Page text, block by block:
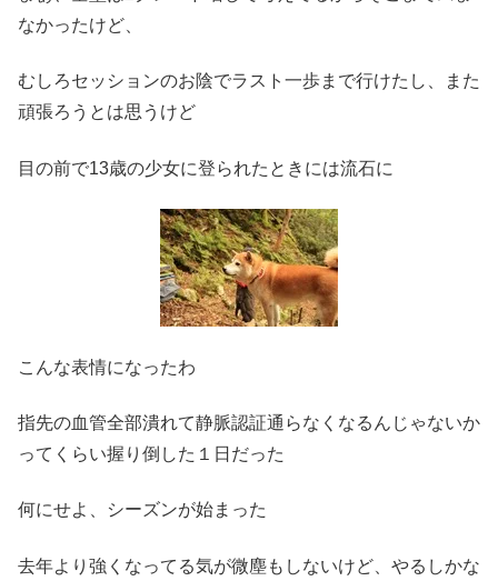
なかったけど、
むしろセッションのお陰でラスト一歩まで行けたし、また
頑張ろうとは思うけど
目の前で13歳の少女に登られたときには流石に
こんな表情になったわ
指先の血管全部潰れて静脈認証通らなくなるんじゃないか
ってくらい握り倒した１日だった
何にせよ、シーズンが始まった
去年より強くなってる気が微塵もしないけど、やるしかな